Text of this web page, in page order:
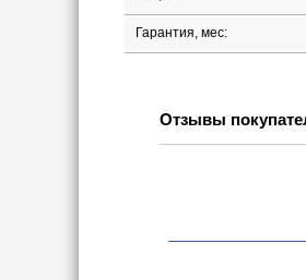
Гарантия, мес:
Отзывы